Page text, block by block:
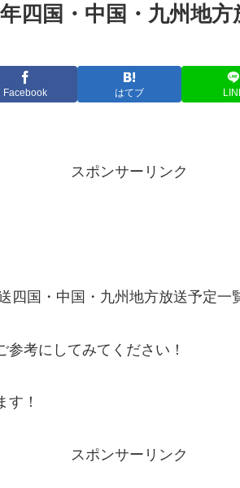
四国・中国・九州地
Facebook はてブ
スポンサーリンク
四国・中国・九州地方放送予定一
考にしてみてください！
す！
スポンサーリンク